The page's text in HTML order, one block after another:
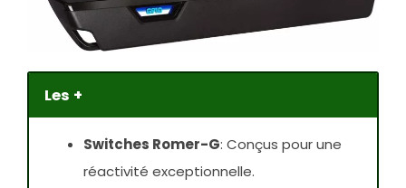
Les +
Switches Romer-G: Conçus pour une
réactivité exceptionnelle.